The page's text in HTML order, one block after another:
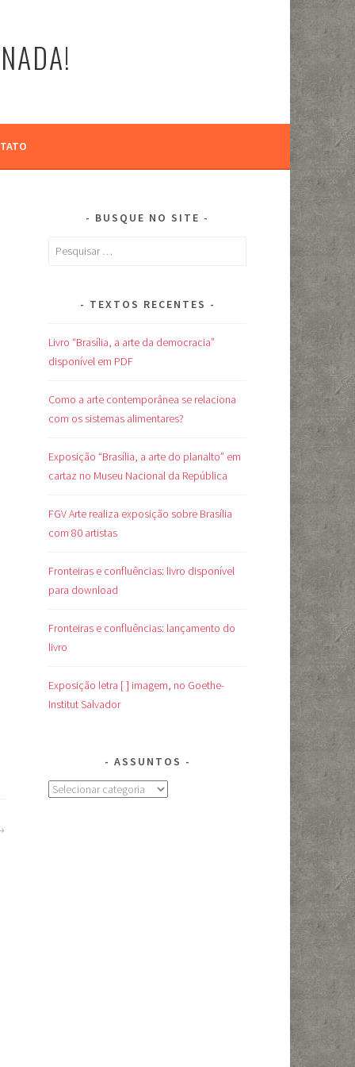
BUSQUE NO SITE
Pesquisar
TEXTOS RECENTES
Livro “Brasília, a arte da democracia”
disponível em PDF
Como a arte contemporânea se relaciona
com os sistemas alimentares?
Exposição “Brasília, a arte do planalto” em
cartaz no Museu Nacional da República
FGV Arte realiza exposição sobre Brasília
com 80 artistas
Fronteiras e confluências: livro disponível
para download
Fronteiras e confluências: lançamento do
livro
Exposição letra [ ] imagem, no Goethe-
Institut Salvador
ASSUNTOS
Assuntos